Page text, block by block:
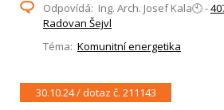
Odpovídá: Ing. Arch. Josef Kala🕙 -
Radovan Šejvl
Téma: Komunitní energetika
30.10.24 / dotaz č. 211143